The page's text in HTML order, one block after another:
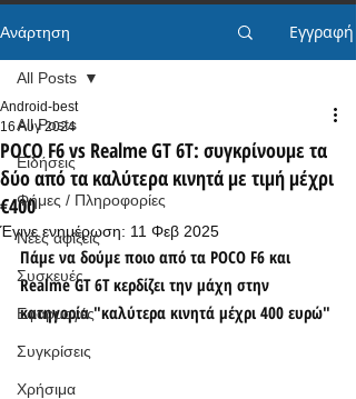
Ανάρτηση Εγγραφή
All Posts
Ειδήσεις
Φήμες / Πληροφορίες
Νέες αφίξεις
Συσκευές
Εφαρμογές
Συγκρίσεις
Χρήσιμα
All Posts
POCO F6 vs Realme GT 6T: συγκρίνουμε τα
δύο από τα καλύτερα κινητά με τιμή μέχρι
€400
Android-best
16 Αυγ 2024
Έγινε ενημέρωση: 11 Φεβ 2025
Πάμε να δούμε ποιο από τα POCO F6 και
Realme GT 6T κερδίζει την μάχη στην
κατηγορία "καλύτερα κινητά μέχρι 400 ευρώ"